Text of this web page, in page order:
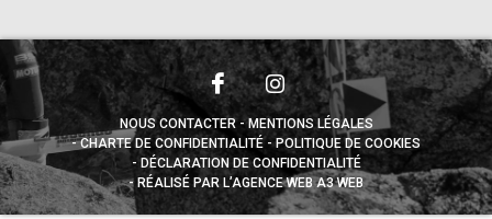
NOUS CONTACTER
MENTIONS LÉGALES
CHARTE DE CONFIDENTIALITÉ
POLITIQUE DE COOKIES
DÉCLARATION DE CONFIDENTIALITÉ
RÉALISÉ PAR L’AGENCE WEB A3 WEB